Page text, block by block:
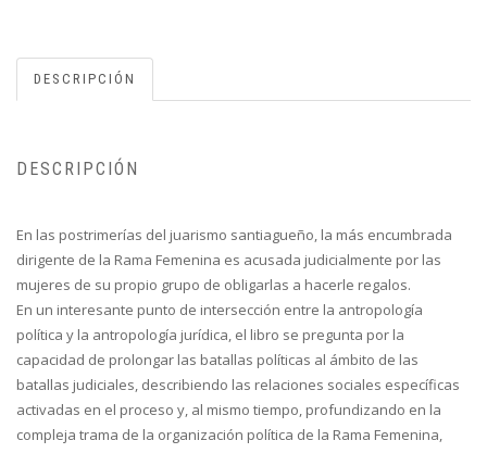
DESCRIPCIÓN
DESCRIPCIÓN
En las postrimerías del juarismo santiagueño, la más encumbrada
dirigente de la Rama Femenina es acusada judicialmente por las
mujeres de su propio grupo de obligarlas a hacerle regalos.
En un interesante punto de intersección entre la antropología
política y la antropología jurídica, el libro se pregunta por la
capacidad de prolongar las batallas políticas al ámbito de las
batallas judiciales, describiendo las relaciones sociales específicas
activadas en el proceso y, al mismo tiempo, profundizando en la
compleja trama de la organización política de la Rama Femenina,